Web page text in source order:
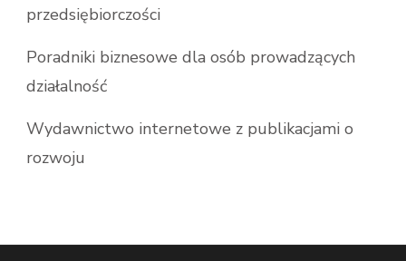
przedsiębiorczości
Poradniki biznesowe dla osób prowadzących
działalność
Wydawnictwo internetowe z publikacjami o
rozwoju